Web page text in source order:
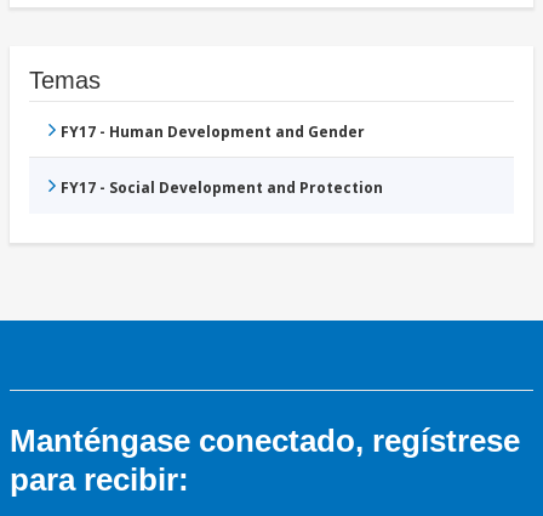
Temas
FY17 - Human Development and Gender
FY17 - Social Development and Protection
Manténgase conectado, regístrese
para recibir: